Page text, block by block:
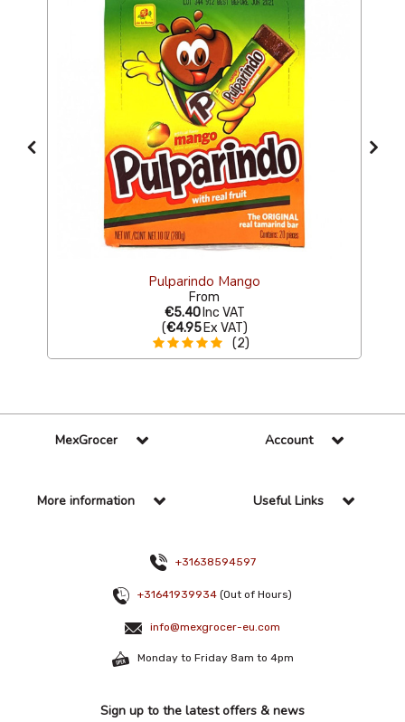
Pulparindo Mango
From
€5.40 Inc VAT
(€4.95 Ex VAT)
(2)
MexGrocer Account
More information Useful Links
+31638594597
+31641939934 (Out of Hours)
info@mexgrocer-eu.com
Monday to Friday 8am to 4pm
Sign up to the latest offers & news